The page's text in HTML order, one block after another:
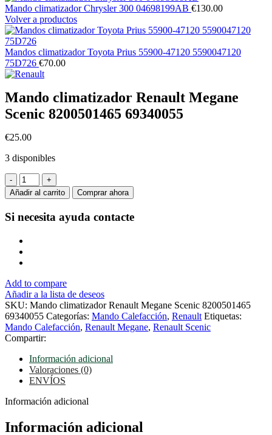
Mando climatizador Chrysler 300 04698199AB €130.00
Volver a productos
Mandos climatizador Toyota Prius 55900-47120 5590047120
75D726 €70.00
Mando climatizador Renault Megane
Scenic 8200501465 69340055
€25.00
3 disponibles
Mando
climatizador
Renault
Megane
Scenic
69340055
cantidad
Añadir al carrito Comprar ahora
Si necesita ayuda contacte
Add to compare
Añadir a la lista de deseos
SKU: Mando climatizador Renault Megane Scenic 8200501465
69340055 Categorías: Mando Calefacción, Renault Etiquetas:
Mando Calefacción, Renault Megane, Renault Scenic
Compartir:
Información adicional
Valoraciones (0)
ENVÍOS
Información adicional
Información adicional